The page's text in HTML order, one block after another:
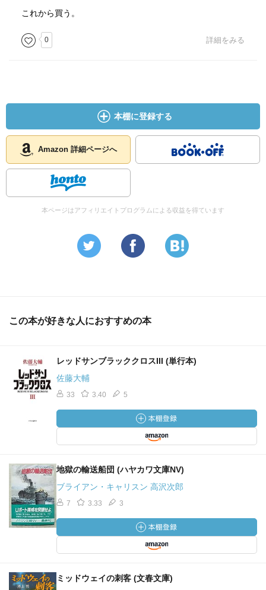
これから買う。
0 詳細をみる
本棚に登録する
Amazon 詳細ページへ
本ページはアフィリエイトプログラムによる収益を得ています
この本が好きな人におすすめの本
レッドサンブラッククロスIII (単行本)
佐藤大輔
33 3.40 5
地獄の輸送船団 (ハヤカワ文庫NV)
ブライアン・キャリスン 高沢次郎
7 3.33 3
ミッドウェイの刺客 (文春文庫)